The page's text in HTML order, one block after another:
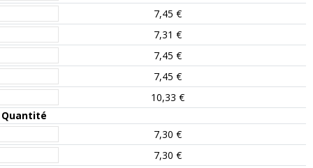
7,45 €
7,31 €
7,45 €
7,45 €
10,33 €
Quantité
7,30 €
7,30 €